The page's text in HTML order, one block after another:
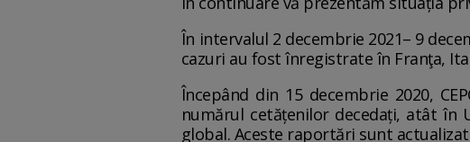
În intervalul 2 decembrie 2021– 9
cazuri au fost înregistrate în Franţa,
Începând din 15 decembrie 2020,
numărul cetățenilor decedați, atât în
global. Aceste raportări sunt